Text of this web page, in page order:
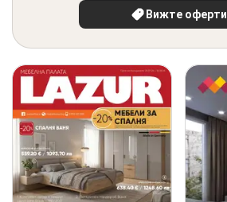
Вижте оферти